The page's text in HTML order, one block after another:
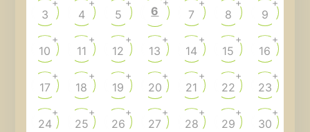
3
+
4
+
5
+
6 7
+
8
+
9
+
10
+
11
+
12
+
13
+
14
+
15
+
16
+
17
+
18
+
19
+
20
+
21
+
22
+
23
+
24
+
25
+
26
+
27
+
28
+
29
+
30
+